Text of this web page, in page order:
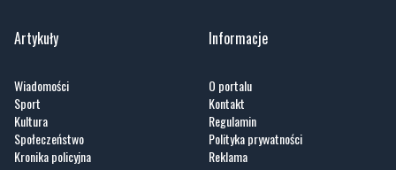
Artykuły
Wiadomości
Sport
Kultura
Społeczeństwo
Kronika policyjna
Informacje
O portalu
Kontakt
Regulamin
Polityka prywatności
Reklama